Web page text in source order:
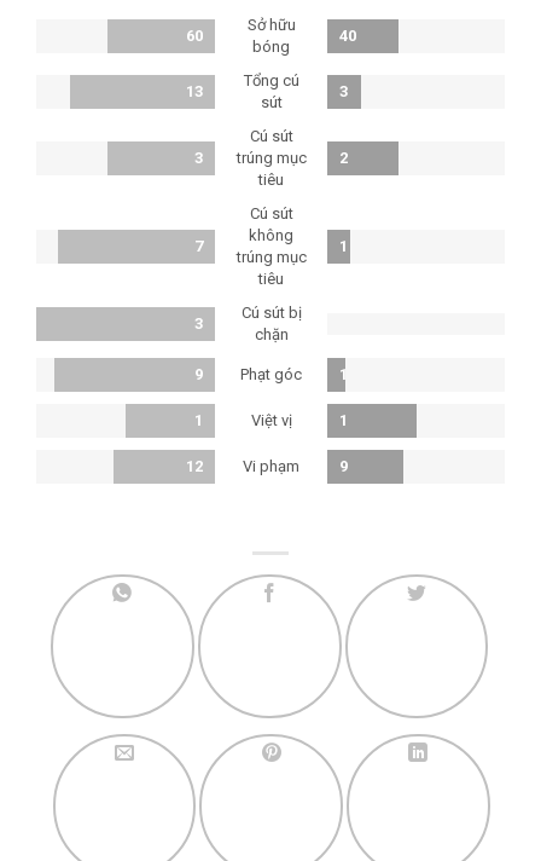
60
Sở hữu
bóng
40
13
Tổng cú
sút
3
3
Cú sút
trúng mục
tiêu
2
7
Cú sút
không
trúng mục
tiêu
1
3
Cú sút bị
chặn
9 Phạt góc 1
1 Việt vị 1
12 Vi phạm 9